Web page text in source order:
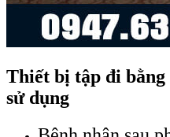
Thiết bị tập đi
sử dụng